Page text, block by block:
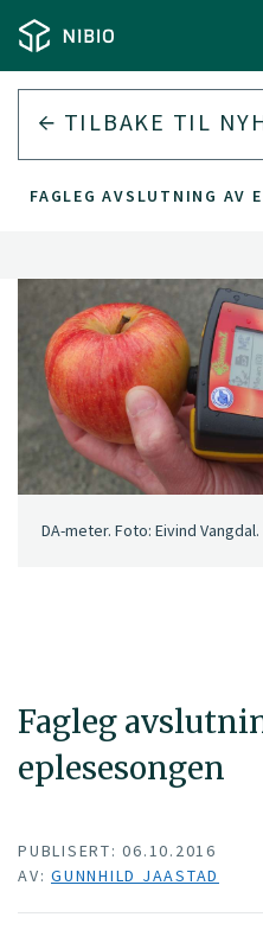
TILBAKE TIL
FAGLEG AVSLUTNING AV
Fagleg
eplesesongen
DA-meter. Foto: Eivind Vangdal.
PUBLISERT: 06.10.2016
AV: GUNNHILD JAASTAD